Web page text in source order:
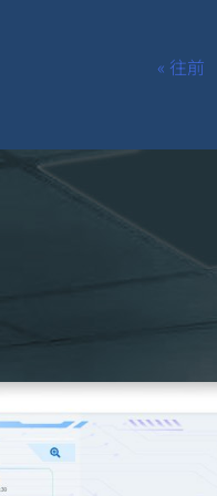
« 往前